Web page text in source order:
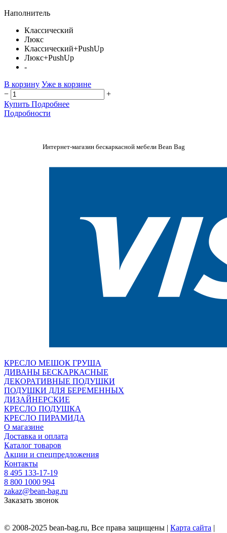
Наполнитель
Классический
Люкс
Классический+PushUp
Люкс+PushUp
-
В корзину Уже в корзине
−
+
Купить Подробнее
Подробности
Интернет-магазин бескаркасной мебели Bean Bag
КРЕСЛО МЕШОК ГРУША
ДИВАНЫ БЕСКАРКАСНЫЕ
ДЕКОРАТИВНЫЕ ПОДУШКИ
ПОДУШКИ ДЛЯ БЕРЕМЕННЫХ
ДИЗАЙНЕРСКИЕ
КРЕСЛО ПОДУШКА
КРЕСЛО ПИРАМИДА
О магазине
Доставка и оплата
Каталог товаров
Акции и спецпредложения
Контакты
8 495 133-17-19
8 800 1000 994
zakaz@bean-bag.ru
Заказать звонок
© 2008-2025 bean-bag.ru, Все права защищены | Карта сайта |